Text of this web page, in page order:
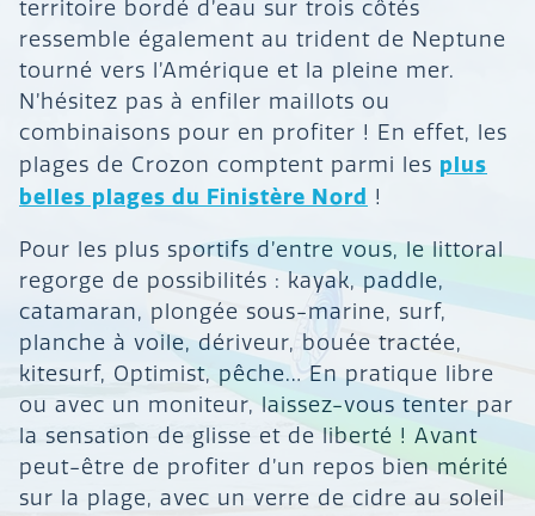
territoire bordé d’eau sur trois côtés
ressemble également au trident de Neptune
tourné vers l’Amérique et la pleine mer.
N’hésitez pas à enfiler maillots ou
combinaisons pour en profiter ! En effet, les
plages de Crozon comptent parmi les plus
belles plages du Finistère Nord !
Pour les plus sportifs d’entre vous, le littoral
regorge de possibilités : kayak, paddle,
catamaran, plongée sous-marine, surf,
planche à voile, dériveur, bouée tractée,
kitesurf, Optimist, pêche… En pratique libre
ou avec un moniteur, laissez-vous tenter par
la sensation de glisse et de liberté ! Avant
peut-être de profiter d’un repos bien mérité
sur la plage, avec un verre de cidre au soleil